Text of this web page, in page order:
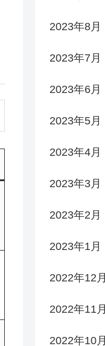
2023年8月
2023年7月
2023年6月
2023年5月
2023年4月
2023年3月
2023年2月
2023年1月
2022年12月
2022年11月
2022年10月